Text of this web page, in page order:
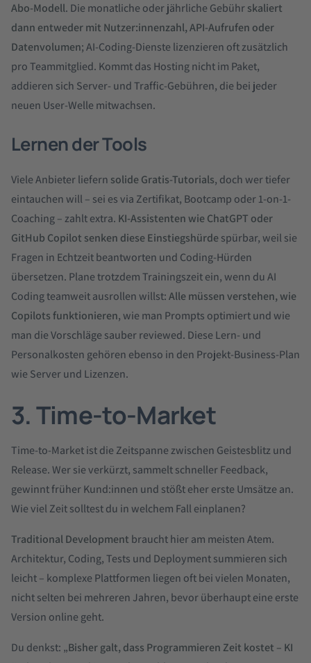
Abo-Modell. Die monatliche oder jährliche Gebührskaliert
dann entweder mit Nutzer:innenzahl, API-Aufrufen oder
Datenvolumen; AI-Coding-Dienste lizenzieren oft zusätzlich
pro Teammitglied. Kommt das Hosting nicht im Paket,
addieren sich Server- und Traffic-Gebühren, die bei jeder
neuen User-Welle mitwachsen.
Lernen der Tools
Viele Anbieter liefern solide Gratis-Tutorials, doch wer tiefer
eintauchen will – sei es via Zertifikat, Bootcamp oder 1-on-1-
Coaching – zahlt extra. KI-Assistenten wie ChatGPT oder
GitHub Copilot senken diese Einstiegshürdespürbar, weil sie
Fragen in Echtzeit beantworten und Coding-Hürden
übersetzen. Plane trotzdem Trainingszeit ein, wenn du AI
Coding teamweit ausrollen willst:Alle müssen verstehen, wie
Copilots funktionieren, wie man Prompts optimiert und wie
man die Vorschläge sauber reviewed. Diese Lern- und
Personalkosten gehören ebenso in den Projekt-Business-Plan
wie Server und Lizenzen.
3. Time-to-Market
Time-to-Market ist die Zeitspanne zwischen Geistesblitz und
Release. Wer sie verkürzt, sammelt schneller Feedback,
gewinnt früher Kund:innen und stößt eher erste Umsätze an.
Wie viel Zeit solltest du in welchem Fall einplanen?
Traditional Development braucht hier am meisten Atem.
Architektur, Coding, Tests und Deployment summieren sich
leicht – komplexe Plattformen liegen oft bei vielen Monaten,
nicht selten bei mehreren Jahren, bevor überhaupt eine erste
Version online geht.
Du denkst: „Bisher galt, dass Programmieren Zeit kostet – KI